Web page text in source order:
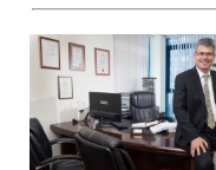
ניתן להיכנס